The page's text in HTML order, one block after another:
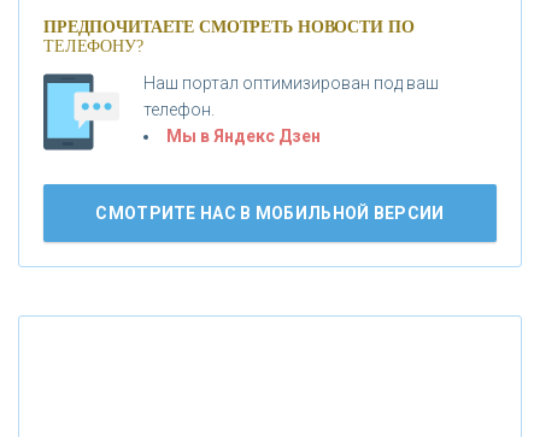
«БАНК ВОЗРОЖДЕНИЕ»
АО «КРЕДИТ ЕВРОПА БАНК»
Банки.ру обновил логотип впервые за 19 лет -
ПРЕДПОЧИТАЕТЕ СМОТРЕТЬ НОВОСТИ ПО
ТЕЛЕФОНУ?
Наш портал оптимизирован под ваш
телефон.
Мы в Яндекс Дзен
СМОТРИТЕ НАС В МОБИЛЬНОЙ ВЕРСИИ